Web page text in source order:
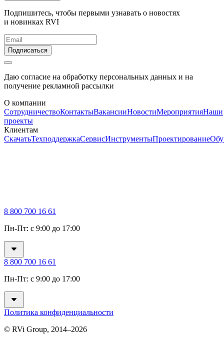
Подпишитесь, чтобы первыми узнавать о новостях
и новинках RVI
Подписаться
Даю согласие на обработку персональных данных и на
получение рекламной рассылки
О компании
СотрудничествоКонтактыВакансииНовостиМероприятияНаши
проекты
Клиентам
СкачатьТехподдержкаСервисИнструментыПроектирование
8 800 700 16 61
Пн-Пт: с 9:00 до 17:00
8 800 700 16 61
Пн-Пт: с 9:00 до 17:00
Политика конфиденциальности
© RVi Group, 2014–2026